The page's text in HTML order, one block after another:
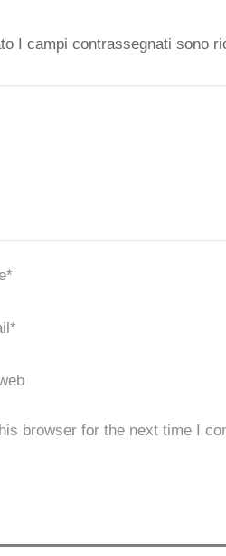
I campi contrassegnati sono
*
*
browser for the next time I